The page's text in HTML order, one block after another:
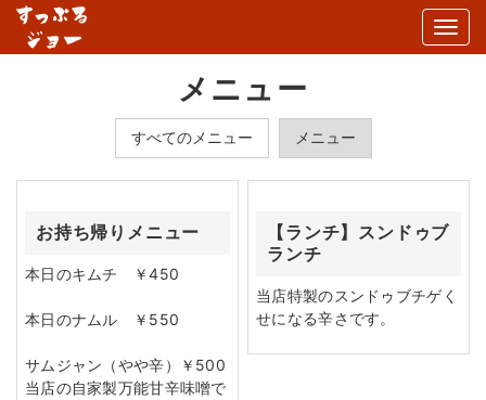
メニュー
すべてのメニュー メニュー
お持ち帰りメニュー
本日のキムチ ￥450
本日のナムル ￥550
サムジャン（やや辛）￥500
当店の自家製万能甘辛味噌で
【ランチ】スンドゥブ
ランチ
当店特製のスンドゥブチゲく
せになる辛さです。